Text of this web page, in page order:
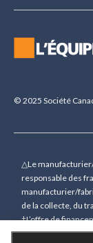
© 2025 Société
△Le
responsable des
manufacturier/
de la collecte, du
†L’offre de
(sauf indication